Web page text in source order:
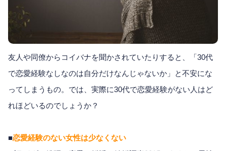
友人や同僚からコイバナを聞かされていたりすると、「30代
で恋愛経験なしなのは自分だけなんじゃないか」と不安にな
ってしまうもの。では、実際に30代で恋愛経験がない人はど
れほどいるのでしょうか？
■恋愛経験のない女性は少なくない